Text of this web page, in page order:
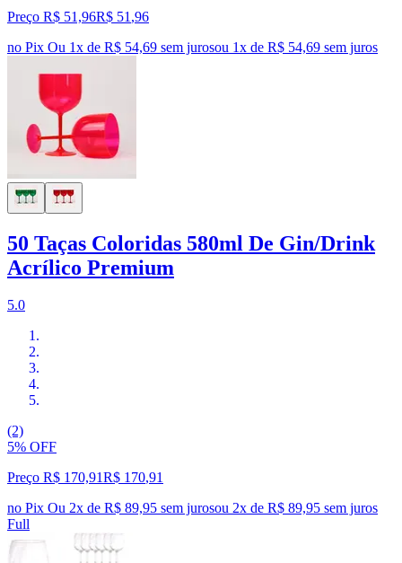
Preço R$ 51,96R$ 51 ,96
no Pix Ou 1x de R$ 54,69 sem jurosou 1x de R$ 54,69 sem juros
50 Taças Coloridas 580ml De Gin/Drink
Acrílico Premium
5.0
(2)
5% OFF
Preço R$ 170,91R$ 170,91
no Pix Ou 2x de R$ 89,95 sem jurosou 2x de R$ 89,95 sem juros
Full